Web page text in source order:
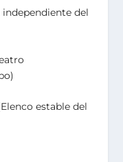
independiente del
estable del